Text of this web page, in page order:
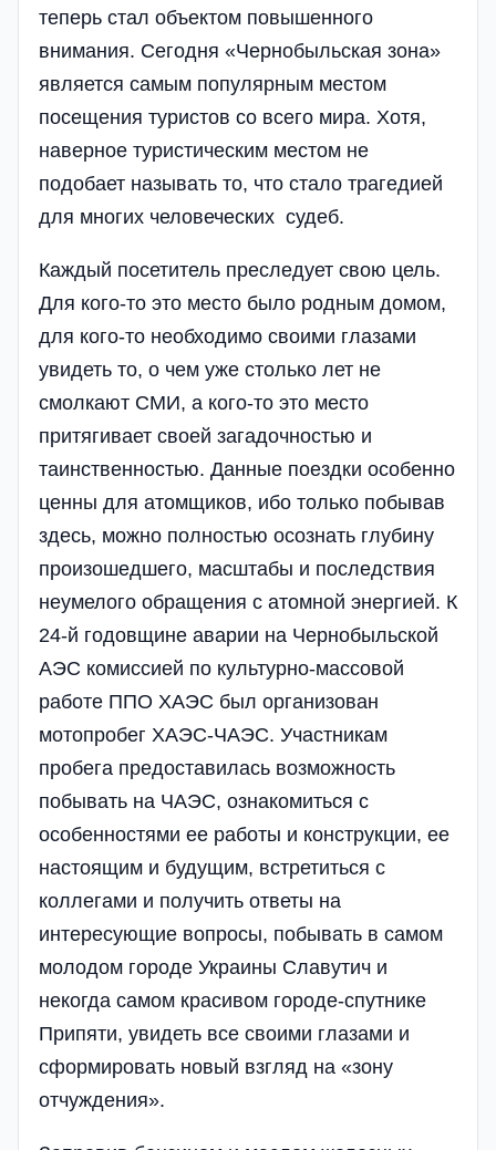
теперь стал объектом повышенного
внимания. Сегодня «Чернобыльская зона»
является самым популярным местом
посещения туристов со всего мира. Хотя,
наверное туристическим местом не
подобает называть то, что стало трагедией
для многих человеческих судеб.
Каждый посетитель преследует свою цель.
Для кого-то это место было родным домом,
для кого-то необходимо своими глазами
увидеть то, о чем уже столько лет не
смолкают СМИ, а кого-то это место
притягивает своей загадочностью и
таинственностью. Данные поездки особенно
ценны для атомщиков, ибо только побывав
здесь, можно полностью осознать глубину
произошедшего, масштабы и последствия
неумелого обращения с атомной энергией. К
24-й годовщине аварии на Чернобыльской
АЭС комиссией по культурно-массовой
работе ППО ХАЭС был организован
мотопробег ХАЭС-ЧАЭС. Участникам
пробега предоставилась возможность
побывать на ЧАЭС, ознакомиться с
особенностями ее работы и конструкции, ее
настоящим и будущим, встретиться с
коллегами и получить ответы на
интересующие вопросы, побывать в самом
молодом городе Украины Славутич и
некогда самом красивом городе-спутнике
Припяти, увидеть все своими глазами и
сформировать новый взгляд на «зону
отчуждения».